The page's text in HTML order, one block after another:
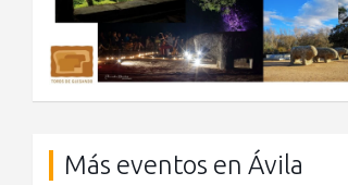
Más eventos en Ávila